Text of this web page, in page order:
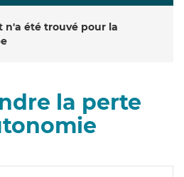
n'a été trouvé pour la
la perte